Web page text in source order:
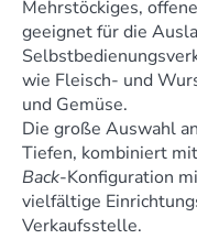
Mehrstöckiges,
geeignet für die
wie Fleisch- und
und Gemüse.
Die große Auswahl
Tiefen, kombiniert
Back-Konfiguration
vielfältige
Verkaufsstelle.